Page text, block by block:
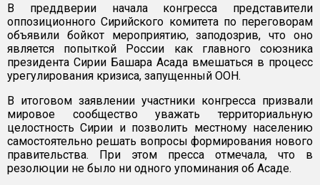
В преддверии начала конгресса представители
оппозиционного Сирийского комитета по переговорам
объявили бойкот мероприятию, заподозрив, что оно
является попыткой России как главного союзника
президента Сирии Башара Асада вмешаться в процесс
урегулирования кризиса, запущенный ООН.
В итоговом заявлении участники конгресса призвали
мировое сообщество уважать территориальную
целостность Сирии и позволить местному населению
самостоятельно решать вопросы формирования нового
правительства. При этом пресса отмечала, что в
резолюции не было ни одного упоминания об Асаде.